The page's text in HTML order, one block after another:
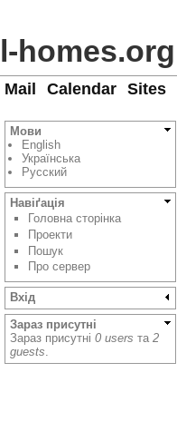
l-homes.org
Mail Calendar Sites
Мови
English
Українська
Русский
Навіґація
Головна сторінка
Проекти
Пошук
Про сервер
Вхід
Зараз присутні
Зараз присутні 0 users та 2
guests